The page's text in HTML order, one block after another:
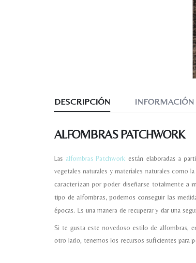
DESCRIPCIÓN
ALFOMBRAS PATCHWORK
Las alfombras Patchwork están elaboradas a
vegetales naturales y materiales naturales como
caracterizan por poder diseñarse totalmente a
tipo de alfombras, podemos conseguir las
épocas. Es una manera de recuperar y dar una
Si te gusta este novedoso estilo de alfombras,
otro lado, tenemos los recursos suficientes para